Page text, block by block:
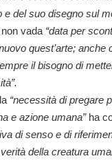
del suo disegno sul
vada “data per
quest’arte; anche
il bisogno di
la “necessità di pregare
e azione umana” ha
di senso e di
della creatura